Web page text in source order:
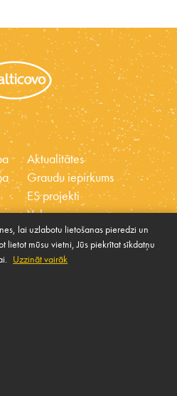
Aktualitātes
Graudu iepirkums
ES projekti
Vakances
Ētikas kodekss
Sabiedrības atbalsta
lai uzlabotu lietošanas pieredzi un
lietot mūsu vietni, Jūs piekrītat sīkdatņu
Uzzināt vairāk